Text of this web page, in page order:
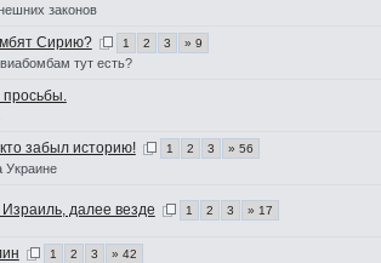
законов
Сирию? 1 2 3 » 9
тут есть?
забыл историю! 1 2 3 » 56
Украине
Израиль, далее везде 1 2 3 » 17
1 2 3 » 42